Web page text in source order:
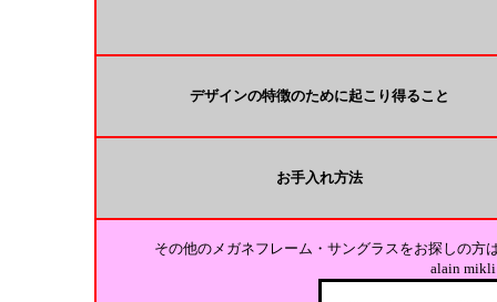
デザインの特徴のために起こり得ること
お手入れ方法
その他のメガネフレーム・サングラスをお探しの方
alain